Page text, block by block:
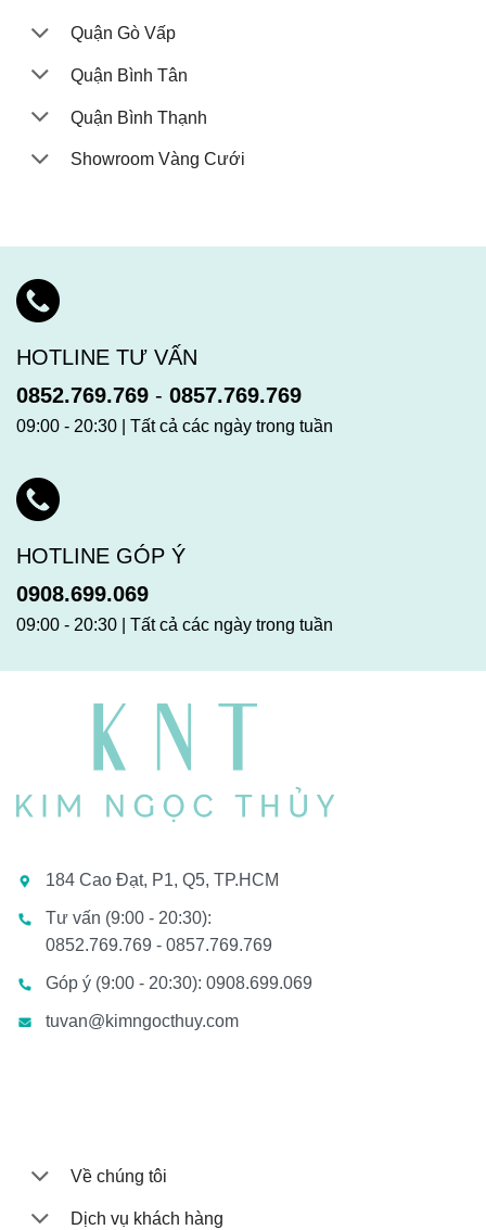
Quận Gò Vấp
Quận Bình Tân
Quận Bình Thạnh
Showroom Vàng Cưới
HOTLINE TƯ VẤN
0852.769.769 - 0857.769.769
09:00 - 20:30 | Tất cả các ngày trong tuần
HOTLINE GÓP Ý
0908.699.069
09:00 - 20:30 | Tất cả các ngày trong tuần
184 Cao Đạt, P1, Q5, TP.HCM
Tư vấn (9:00 - 20:30):
0852.769.769 - 0857.769.769
Góp ý (9:00 - 20:30): 0908.699.069
tuvan@kimngocthuy.com
Về chúng tôi
Dịch vụ khách hàng